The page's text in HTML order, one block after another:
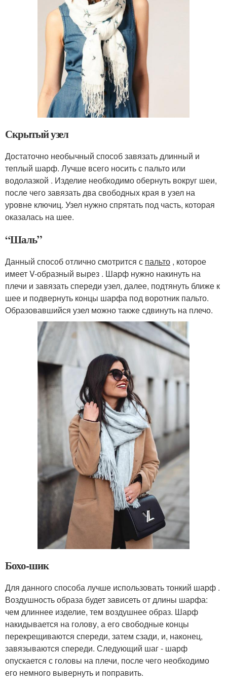
Скрытый узел
Достаточно необычный способ завязать длинный и
теплый шарф. Лучше всего носить с пальто или
водолазкой . Изделие необходимо обернуть вокруг шеи,
после чего завязать два свободных края в узел на
уровне ключиц. Узел нужно спрятать под часть, которая
оказалась на шее.
“Шаль”
Данный способ отлично смотрится с пальто , которое
имеет V-образный вырез . Шарф нужно накинуть на
плечи и завязать спереди узел, далее, подтянуть ближе к
шее и подвернуть концы шарфа под воротник пальто.
Образовавшийся узел можно также сдвинуть на плечо.
Бохо-шик
Для данного способа лучше использовать тонкий шарф .
Воздушность образа будет зависеть от длины шарфа:
чем длиннее изделие, тем воздушнее образ. Шарф
накидывается на голову, а его свободные концы
перекрещиваются спереди, затем сзади, и, наконец,
завязываются спереди. Следующий шаг - шарф
опускается с головы на плечи, после чего необходимо
его немного вывернуть и поправить.